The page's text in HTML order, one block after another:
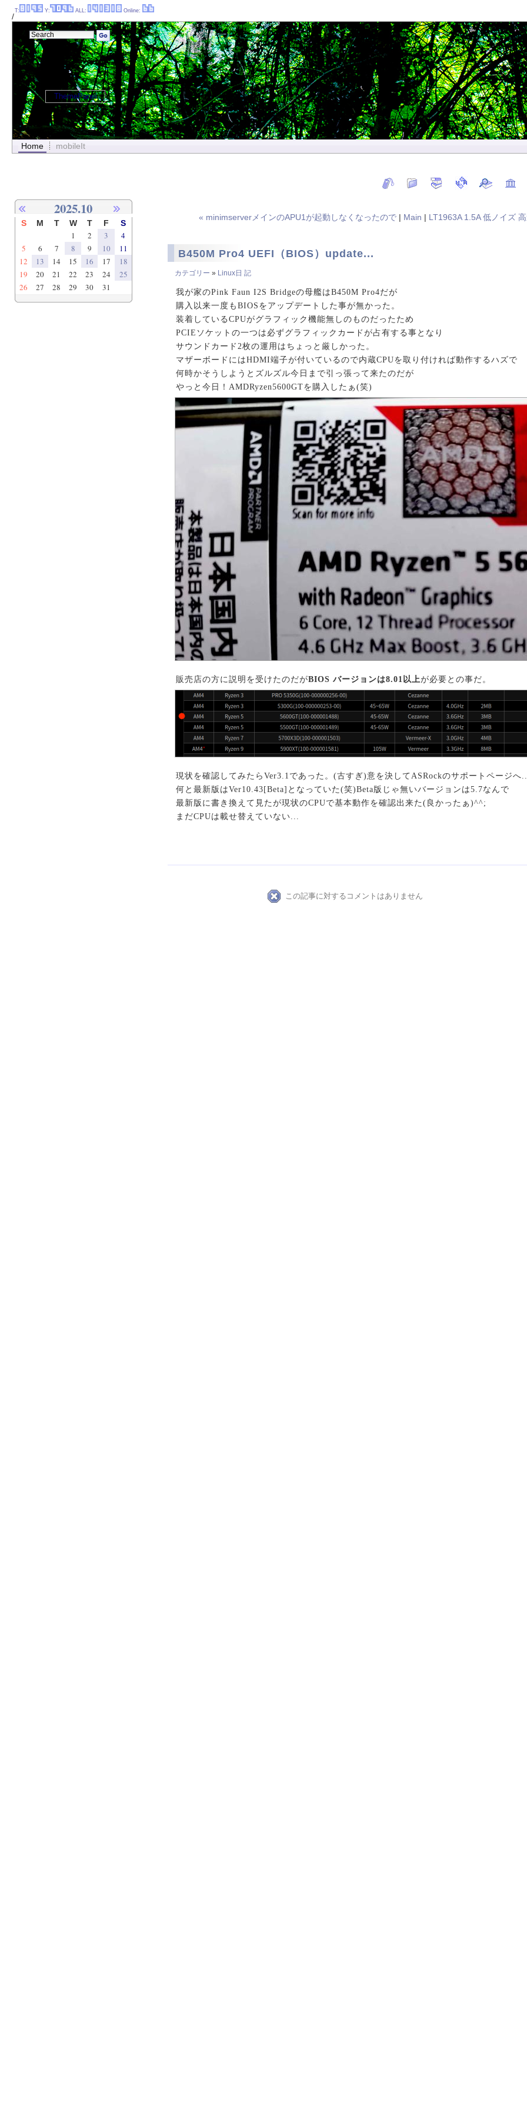
/
Home mobileIt
« minimserverメインのAPU1が起動しなくなったので | Main | LT1963A 1.5A 低ノイズ
B450M Pro4 UEFI（BIOS）update...
カテゴリー » Linux日 記
我が家のPink Faun I2S Bridgeの母艦はB450M Pro4だが
購入以来一度もBIOSをアップデートした事が無かった。
装着しているCPUがグラフィック機能無しのものだったため
PCIEソケットの一つは必ずグラフィックカードが占有する事となり
サウンドカード2枚の運用はちょっと厳しかった。
マザーボードにはHDMI端子が付いているので内蔵CPUを取り付ければ動作するハズで
何時かそうしようとズルズル今日まで引っ張って来たのだが
やっと今日！AMDRyzen5600GTを購入したぁ(笑)
販売店の方に説明を受けたのだがBIOS バージョンは8.01以上が必要との事だ。
現状を確認してみたらVer3.1であった。(古すぎ)意を決してASRockのサポートページへ
何と最新版はVer10.43[Beta]となっていた(笑)Beta版じゃ無いバージョンは5.7なんで
最新版に書き換えて見たが現状のCPUで基本動作を確認出来た(良かったぁ)^^;
まだCPUは載せ替えていない...
この記事に対するコメントはありません
2025.10
S M T W T F S
1 2 3
4
5
6 7 8 9 10
11
12
13 14 15 16 17
18
19
20 21 22 23 24
25
26
27 28 29 30 31
T: Y: ALL: Online:
ThemePanel